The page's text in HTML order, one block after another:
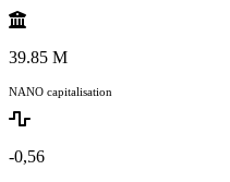
39.85 M
NANO capitalisation
-0,56